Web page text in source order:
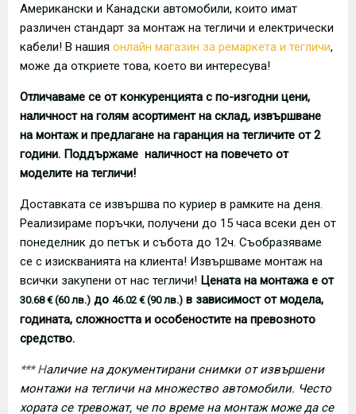
Американски и Канадски автомобили, които имат
различен стандарт за монтаж на тегличи и електрически
кабели! В нашия онлайн магазин за ремаркета и тегличи,
може да откриете това, което ви интересува!
Отличаваме се от конкуренцията с по-изгодни цени,
наличност на голям асортимент на склад, извършване
на монтаж и предлагане на гаранция на тегличите от 2
години. Поддържаме наличност на повечето от
моделите на тегличи!
Доставката се извършва по куриер в рамките на деня.
Реализираме поръчки, получени до 15 часа всеки ден от
понеделник до петък и събота до 12ч. Съобразяваме
се с изискванията на клиента! Извършваме монтаж на
всички закупени от нас тегличи! Цената на монтажа е от
30.68 € (60 лв.) до 46.02 € (90 лв.) в зависимост от модела,
годината, сложността и особеностите на превозното
средство.
*** Наличие на документирани снимки от извършени
монтажи на тегличи на множество автомобили. Често
хората се тревожат, че по време на монтаж може да се